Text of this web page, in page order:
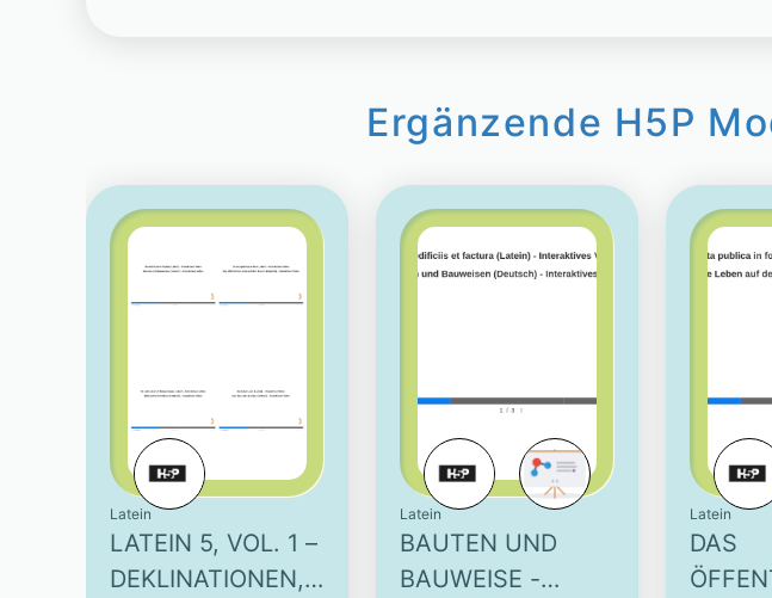
Ergänzende H5P
Latein
LATEIN 5, VOL. 1 –
DEKLINATIONEN,
Latein
BAUTEN UND
BAUWEISE -
Latein
DAS